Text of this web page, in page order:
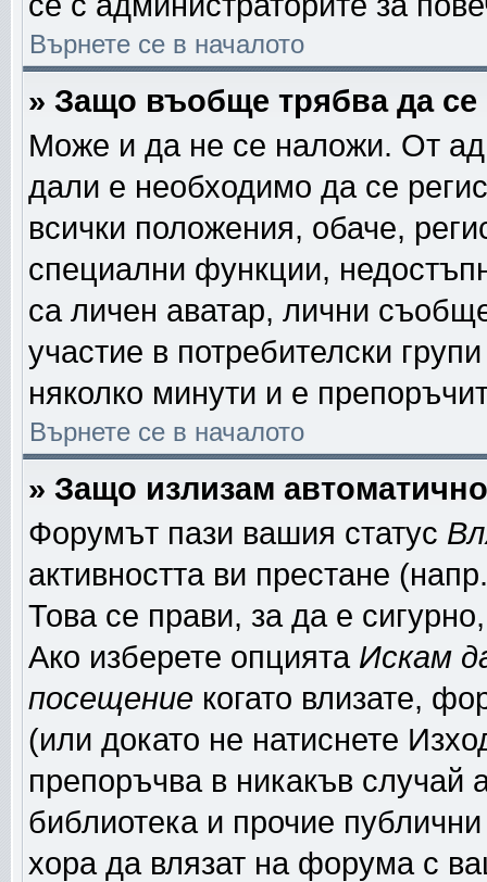
Върнете се в началото
» Защо въобще трябва да се
Може и да не се наложи. От
дали е необходимо да се
всички положения, обаче,
специални функции,
са личен аватар, лични
участие в потребителски
няколко минути и е
Върнете се в началото
» Защо излизам
Форумът пази вашия статус
активността ви престане
Това се прави, за да е
Ако изберете опцията Искам
посещение когато влизате,
(или докато не натиснете
препоръчва в никакъв случай
библиотека и прочие
хора да влязат на форума с